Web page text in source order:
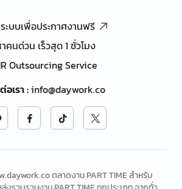
ะบบเพื่อประกาศงานฟรี
คนด่วน เร็วสุด 1 ชั่วโมง
Outsourcing Service
เรา:info@daywork.co
ตลาดงาน PART TIME สำหรับ